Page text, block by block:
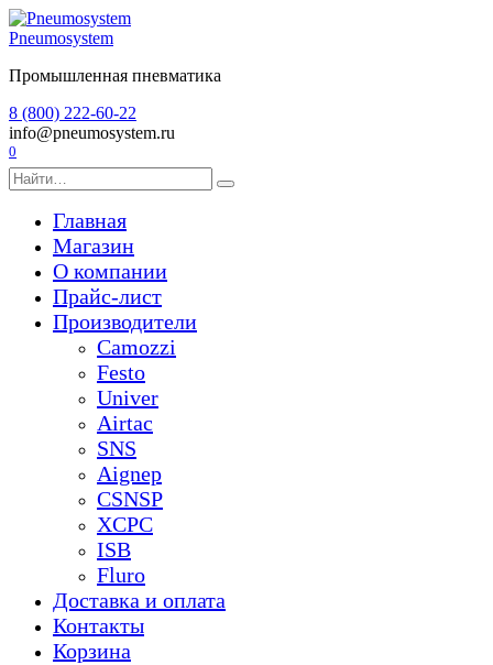
Перейти
к
Pneumosystem
Промышленная пневматика
8 (800) 222-60-22
info@pneumosystem.ru
0
Search
for:
Главная
Магазин
О компании
Прайс-лист
Производители
Camozzi
Festo
Univer
Airtac
SNS
Aignep
CSNSP
XCPC
ISB
Fluro
Доставка и оплата
Контакты
Корзина